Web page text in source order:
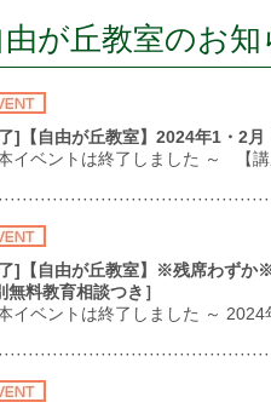
由が丘教室のお
]【自由が丘教室】2024年1・2
イベントは終了しました ～ 【
]【自由が丘教室】※残席わずか
無料教育相談つき］
イベントは終了しました ～